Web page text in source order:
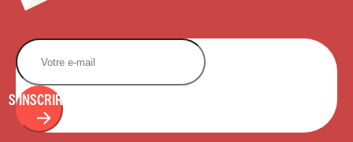
S'INSCRIRE